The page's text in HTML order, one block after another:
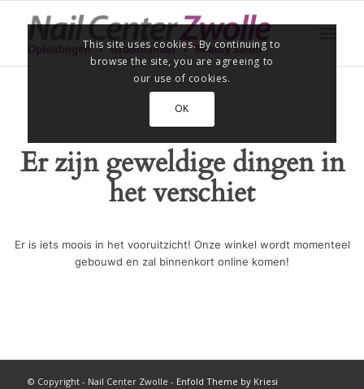
Er zijn geweldige dingen in
het verschiet
Er is iets moois in het vooruitzicht! Onze winkel wordt momenteel
gebouwd en zal binnenkort online komen!
© Copyright - Nail Center Zwolle - Enfold Theme by Kriesi
This site uses cookies. By continuing to
browse the site, you are agreeing to
our use of cookies.
OK